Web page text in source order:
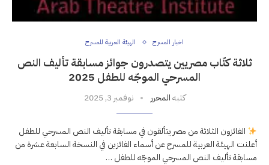
اخبار المسرح الهيئة العربية للمسرح
ثلاثة كتّاب مصريين يتصدرون جوائز مسابقة تأليف النص
المسرحي الموجّه للطفل 2025
كتبهالمحرر نوفمبر 3, 2025
الفائزون الثلاثة من مصر يتألقون في مسابقة تأليف النص المسرحي للطفل
أعلنت الهيئة العربية للمسرح عن أسماء الفائزين في النسخة السابعة عشرة من
مسابقة تأليف النص المسرحي الموجّه للطفل …